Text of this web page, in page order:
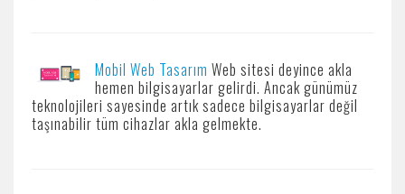
Mobil Web Tasarım Web sitesi deyince akla
hemen bilgisayarlar gelirdi. Ancak günümüz
teknolojileri sayesinde artık sadece bilgisayarlar değil
taşınabilir tüm cihazlar akla gelmekte.